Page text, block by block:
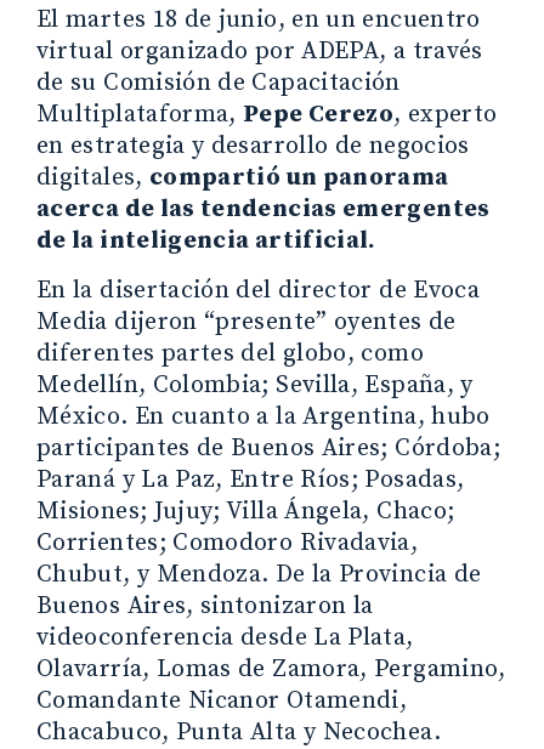
El martes 18 de junio, en un encuentro
virtual organizado por ADEPA, a través
de su Comisión de Capacitación
Multiplataforma, Pepe Cerezo, experto
en estrategia y desarrollo de negocios
digitales, compartió un panorama
acerca de las tendencias emergentes
de la inteligencia artificial.
En la disertación del director de Evoca
Media dijeron “presente” oyentes de
diferentes partes del globo, como
Medellín, Colombia; Sevilla, España, y
México. En cuanto a la Argentina, hubo
participantes de Buenos Aires; Córdoba;
Paraná y La Paz, Entre Ríos; Posadas,
Misiones; Jujuy; Villa Ángela, Chaco;
Corrientes; Comodoro Rivadavia,
Chubut, y Mendoza. De la Provincia de
Buenos Aires, sintonizaron la
videoconferencia desde La Plata,
Olavarría, Lomas de Zamora, Pergamino,
Comandante Nicanor Otamendi,
Chacabuco, Punta Alta y Necochea.